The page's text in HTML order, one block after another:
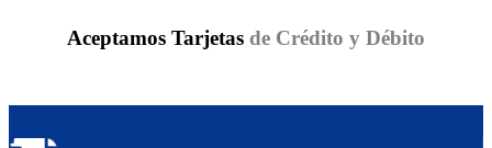
Aceptamos Tarjetas de Crédito y Débito